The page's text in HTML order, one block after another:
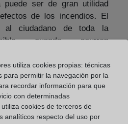
puede ser de gran utilidad
de los incendios. El
al ciudadano de toda la
cuando ocurren
Ante el riesgo que
en los alrededores de la
el afectado podrá
para verificar el alcance
tenido la catástrofe y
utiliza cookies propias: técnicas
para permitir la navegación por la
recordar información para que
con determinadas
cookies de terceros de
analíticos respecto del uso por